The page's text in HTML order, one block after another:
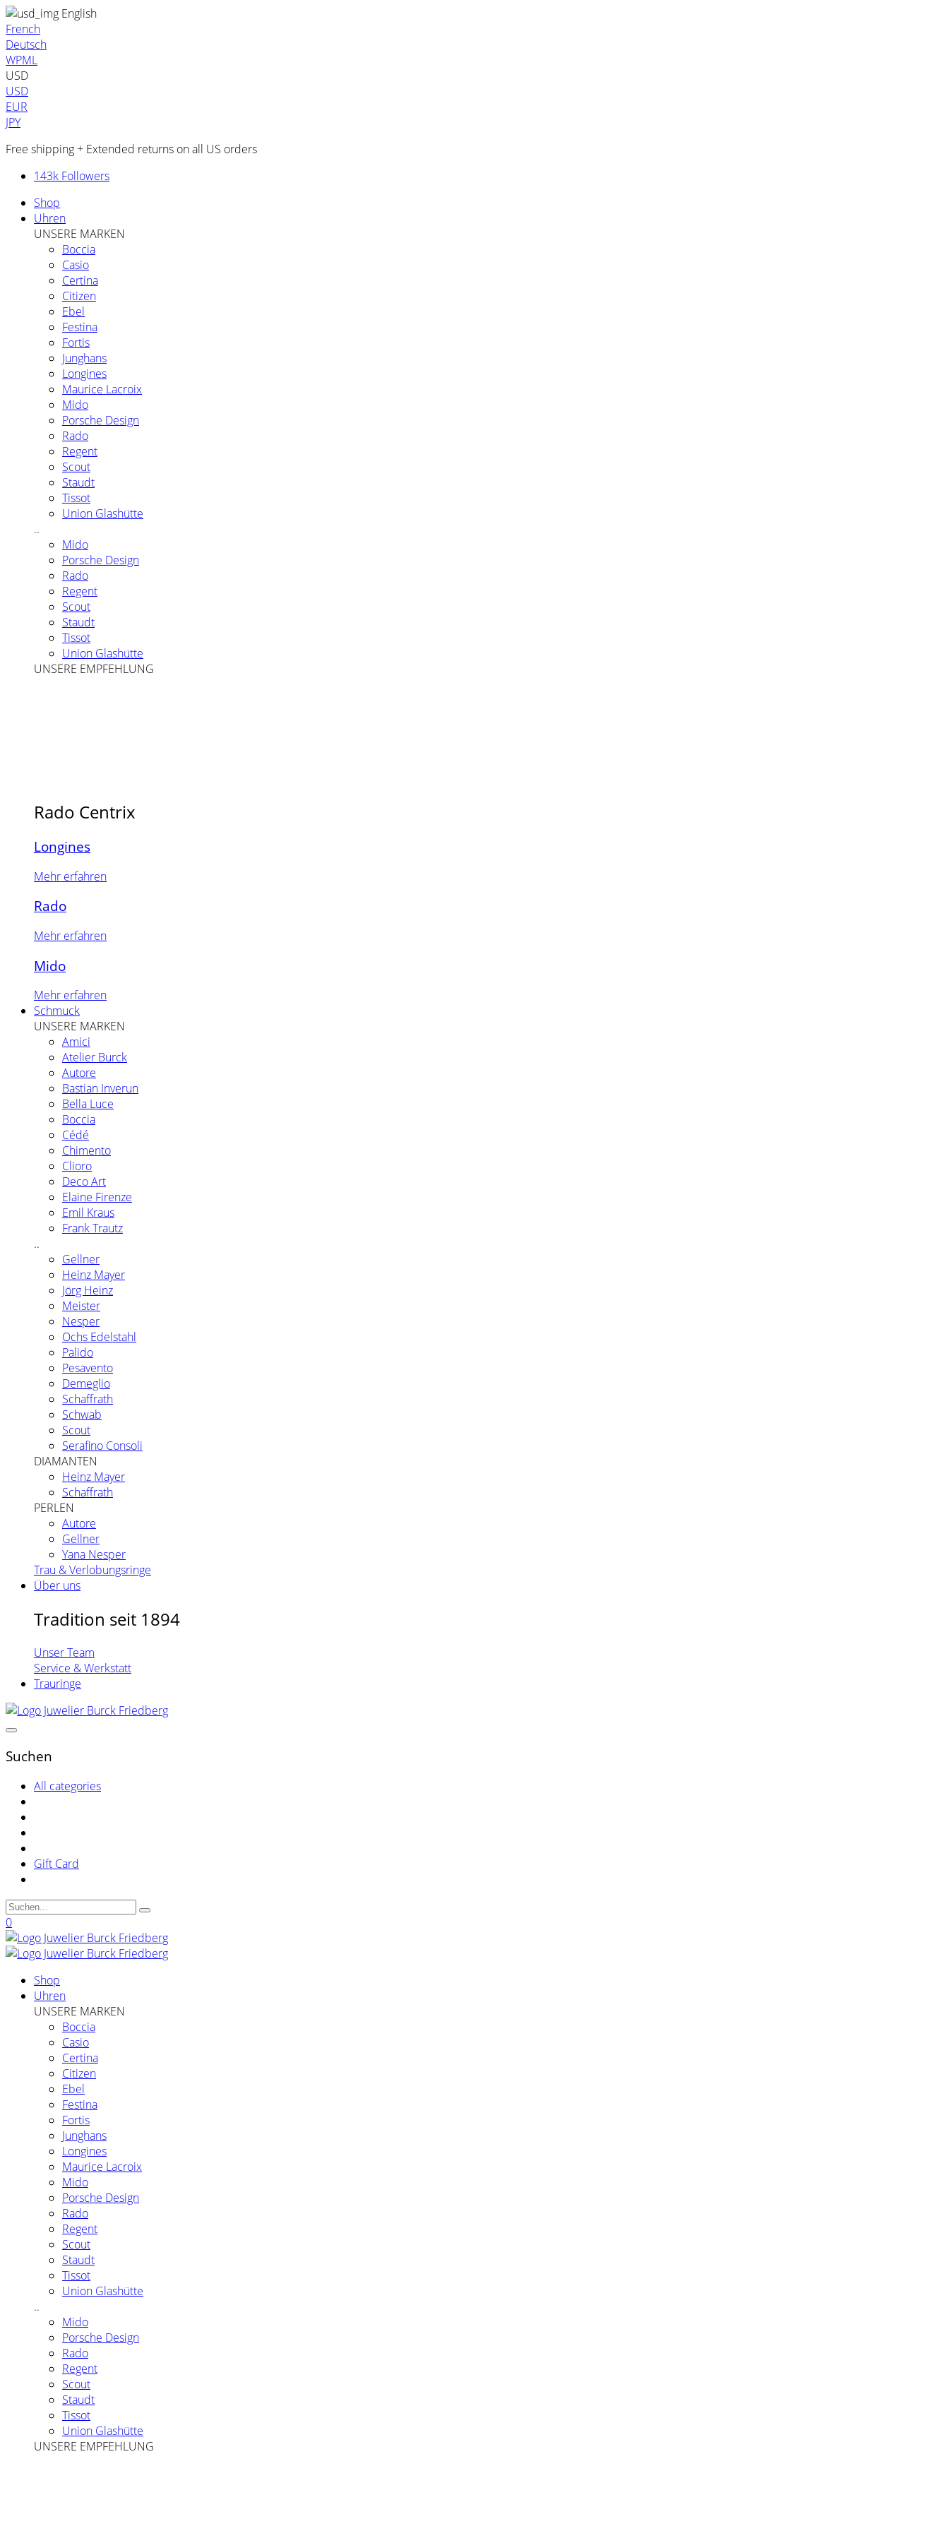
English
French
Deutsch
WPML
USD
USD
EUR
JPY
Free shipping + Extended returns on all US orders
143k Followers
Shop
Uhren
UNSERE MARKEN
Boccia
Casio
Certina
Citizen
Ebel
Festina
Fortis
Junghans
Longines
Maurice Lacroix
Mido
Porsche Design
Rado
Regent
Scout
Staudt
Tissot
Union Glashütte
..
Mido
Porsche Design
Rado
Regent
Scout
Staudt
Tissot
Union Glashütte
UNSERE EMPFEHLUNG
Rado Centrix
Longines
Mehr erfahren
Rado
Mehr erfahren
Mido
Mehr erfahren
Schmuck
UNSERE MARKEN
Amici
Atelier Burck
Autore
Bastian Inverun
Bella Luce
Boccia
Cédé
Chimento
Clioro
Deco Art
Elaine Firenze
Emil Kraus
Frank Trautz
..
Gellner
Heinz Mayer
Jörg Heinz
Meister
Nesper
Ochs Edelstahl
Palido
Pesavento
Demeglio
Schaffrath
Schwab
Scout
Serafino Consoli
DIAMANTEN
Heinz Mayer
Schaffrath
PERLEN
Autore
Gellner
Yana Nesper
Trau & Verlobungsringe
Über uns
Tradition seit 1894
Unser Team
Service & Werkstatt
Trauringe
Suchen
All categories
Gift Card
0
Shop
Uhren
UNSERE MARKEN
Boccia
Casio
Certina
Citizen
Ebel
Festina
Fortis
Junghans
Longines
Maurice Lacroix
Mido
Porsche Design
Rado
Regent
Scout
Staudt
Tissot
Union Glashütte
..
Mido
Porsche Design
Rado
Regent
Scout
Staudt
Tissot
Union Glashütte
UNSERE EMPFEHLUNG